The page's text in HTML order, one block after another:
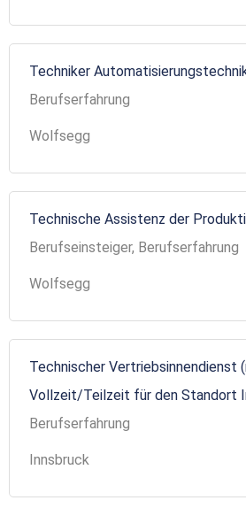
Techniker
Berufserfahrung
Wolfsegg
Technische Assistenz der
Berufseinsteiger, Berufserfahrung
Wolfsegg
Technischer Vertriebsinnendienst
Vollzeit/Teilzeit für den Standort
Berufserfahrung
Innsbruck